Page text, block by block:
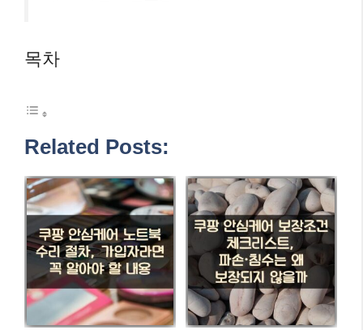
목차
Related Posts: